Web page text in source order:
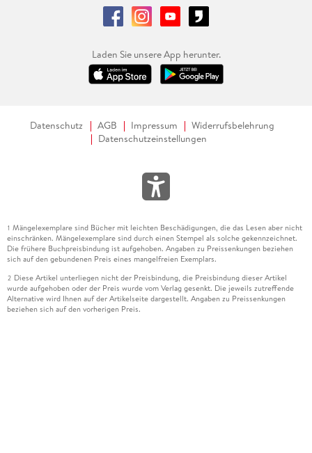
Laden Sie unsere App herunter.
Datenschutz AGB Impressum
Widerrufsbelehrung
Datenschutzeinstellungen
1 Mängelexemplare sind Bücher mit leichten Beschädigungen, die das Lesen aber nicht
einschränken. Mängelexemplare sind durch einen Stempel als solche gekennzeichnet.
Die frühere Buchpreisbindung ist aufgehoben. Angaben zu Preissenkungen beziehen
sich auf den gebundenen Preis eines mangelfreien Exemplars.
2 Diese Artikel unterliegen nicht der Preisbindung, die Preisbindung dieser Artikel
wurde aufgehoben oder der Preis wurde vom Verlag gesenkt. Die jeweils zutreffende
Alternative wird Ihnen auf der Artikelseite dargestellt. Angaben zu Preissenkungen
beziehen sich auf den vorherigen Preis.